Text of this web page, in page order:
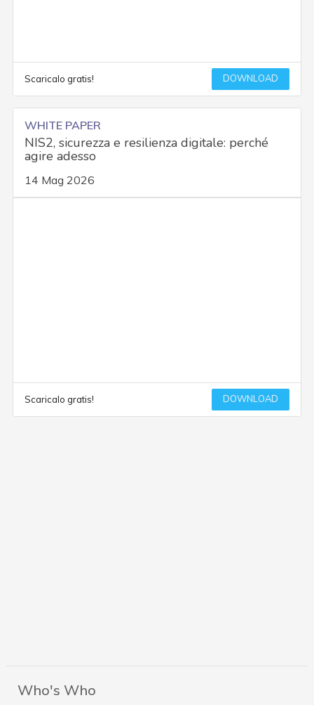
Scaricalo gratis! DOWNLOAD
WHITE PAPER
NIS2, sicurezza e resilienza digitale: perché
agire adesso
14 Mag 2026
Scaricalo gratis! DOWNLOAD
Who's Who